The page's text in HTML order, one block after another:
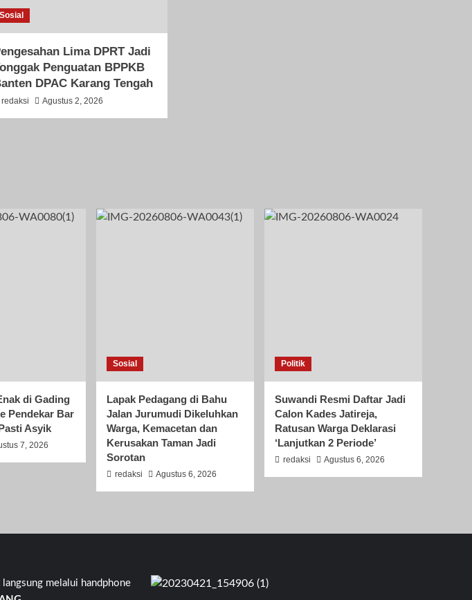
Sosial
Lima DPRT Jadi
Penguatan BPPKB
DPAC Karang Tengah
redaksi Agustus 2, 2026
di Gading
Pendekar Bar
Asyik
7, 2026
Sosial
Lapak Pedagang di Bahu
Jalan Jurumudi Dikeluhkan
Warga, Kemacetan dan
Kerusakan Taman Jadi
Sorotan
redaksi Agustus 6, 2026
Politik
Suwandi Resmi Daftar Jadi
Calon Kades Jatireja,
Ratusan Warga Deklarasi
‘Lanjutkan 2 Periode’
redaksi Agustus 6, 2026
105. Jalan Kinayungan V RT 05 RW 09 Pondok Kacang Barat, Pondok Aren, Tangerang
melalui handphone